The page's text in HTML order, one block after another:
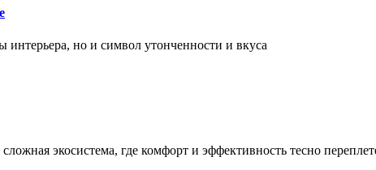
но и символ утонченности и вкуса
экосистема, где комфорт и эффективность тесно